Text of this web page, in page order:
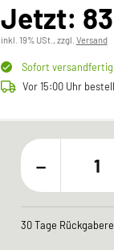
Jetzt:
inkl. 19% USt., zzgl. Versand
Sofort
Vor 15:00 Uhr
-
30 Tage